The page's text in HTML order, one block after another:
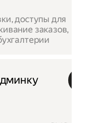
доступы для
заказов,